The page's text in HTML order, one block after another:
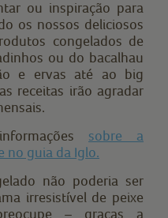
ou inspiração para
os nossos deliciosos
congelados de
ou do bacalhau
e ervas até ao big
receitas irão agradar
sobre a
no guia da Iglo.
não poderia ser
irresistível de peixe
– graças a